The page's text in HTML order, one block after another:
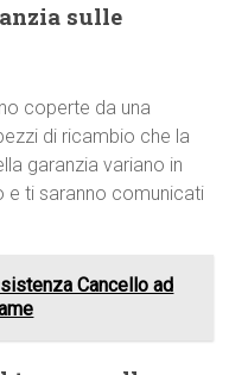
sulle
coperte da una
di ricambio che la
garanzia variano in
e ti saranno comunicati
Cancello ad